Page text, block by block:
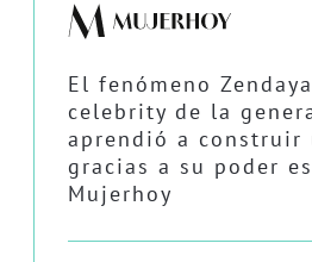
El fenómeno
celebrity de la
aprendió a construir
gracias a su poder
Mujerhoy